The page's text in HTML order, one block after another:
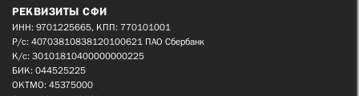
РЕКВИЗИТЫ СФИ
ИНН: 9701225665, КПП: 770101001
Р/с: 40703810838120100621 ПАО Сбербанк
К/с: 30101810400000000225
БИК: 044525225
ОКТМО: 45375000